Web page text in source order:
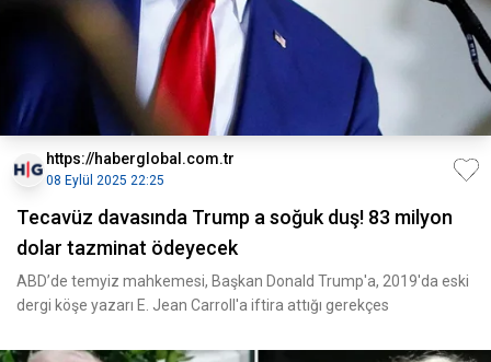
https://haberglobal.com.tr
08 Eylül 2025 22:25
Tecavüz davasında Trump a soğuk duş! 83 milyon
dolar tazminat ödeyecek
ABD’de temyiz mahkemesi, Başkan Donald Trump'a, 2019'da eski
dergi köşe yazarı E. Jean Carroll'a iftira attığı gerekçes